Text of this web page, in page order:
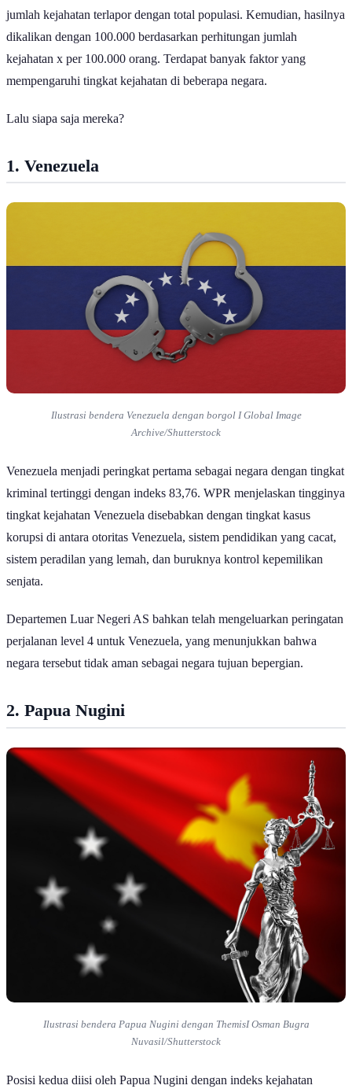
jumlah kejahatan terlapor dengan total populasi. Kemudian, hasilnya
dikalikan dengan 100.000 berdasarkan perhitungan jumlah
kejahatan x per 100.000 orang. Terdapat banyak faktor yang
mempengaruhi tingkat kejahatan di beberapa negara.
Lalu siapa saja mereka?
1. Venezuela
Ilustrasi bendera Venezuela dengan borgol I Global Image
Archive/Shutterstock
Venezuela menjadi peringkat pertama sebagai negara dengan tingkat
kriminal tertinggi dengan indeks 83,76. WPR menjelaskan tingginya
tingkat kejahatan Venezuela disebabkan dengan tingkat kasus
korupsi di antara otoritas Venezuela, sistem pendidikan yang cacat,
sistem peradilan yang lemah, dan buruknya kontrol kepemilikan
senjata.
Departemen Luar Negeri AS bahkan telah mengeluarkan peringatan
perjalanan level 4 untuk Venezuela, yang menunjukkan bahwa
negara tersebut tidak aman sebagai negara tujuan bepergian.
2. Papua Nugini
Ilustrasi bendera Papua Nugini dengan ThemisI Osman Bugra
Nuvasil/Shutterstock
Posisi kedua diisi oleh Papua Nugini dengan indeks kejahatan